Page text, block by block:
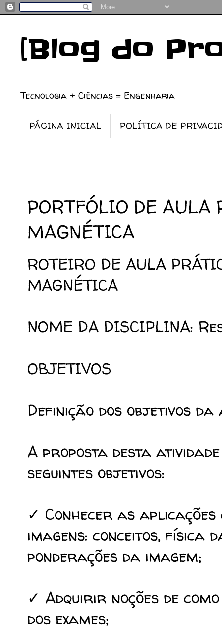
[Blog do
Tecnologia + Ciências = Engenharia
PÁGINA INICIAL POLÍTICA DE
PORTFÓLIO DE AULA
MAGNÉTICA
ROTEIRO DE AULA
MAGNÉTICA
NOME DA DISCIPLINA:
OBJETIVOS
Definição dos objetivos
A proposta desta
seguintes objetivos:
✓ Conhecer as
imagens: conceitos, física
ponderações da imagem;
✓ Adquirir noções de
dos exames;